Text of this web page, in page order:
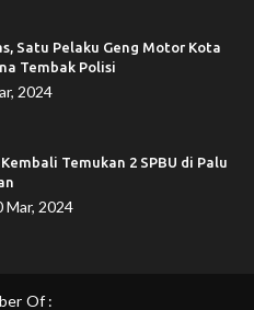
Satu Pelaku Geng Motor Kota
Tembak Polisi
2024
Temukan 2 SPBU di Palu
Mar, 2024
Of :